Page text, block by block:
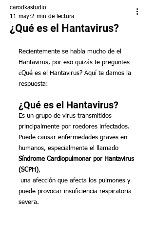
¿Qué es el Hantavirus?
carodkastudio
11 may 2 min de lectura
Recientemente se habla mucho de el
Hantavirus, por eso quizás te preguntes
¿Qué es el Hantavirus? Aquí te damos la
respuesta:
¿Qué es el Hantavirus?
Es un grupo de virus transmitidos
principalmente por roedores infectados.
Puede causar enfermedades graves en
humanos, especialmente el llamado
Síndrome Cardiopulmonar por Hantavirus
(SCPH),
puede provocar insuficiencia respiratoria
severa.